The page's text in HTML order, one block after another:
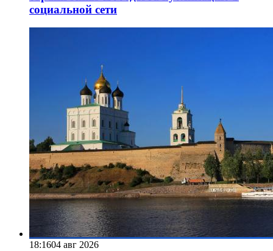
социальной сети
18:1604 авг 2026